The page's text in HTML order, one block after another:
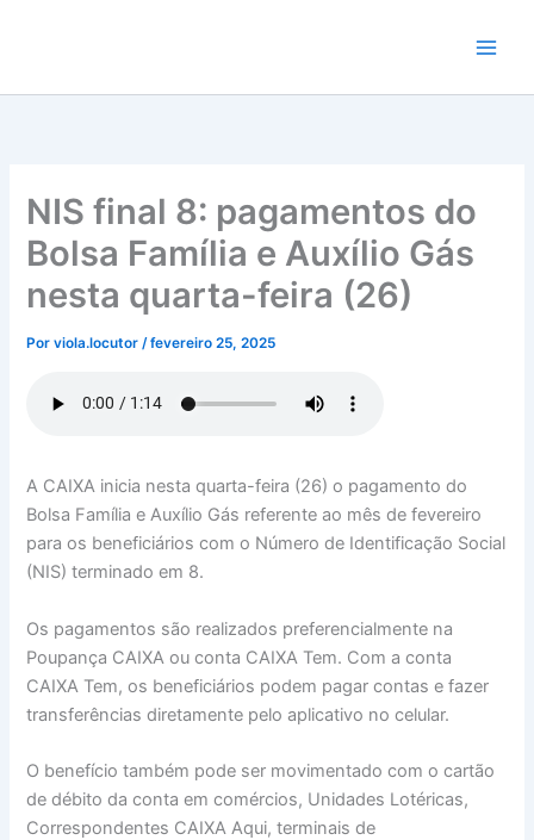
conteúdo
NIS final 8: pagamentos do
Bolsa Família e Auxílio Gás
nesta quarta-feira (26)
Porviola.locutor/fevereiro 25, 2025
A CAIXA inicia nesta quarta-feira (26) o pagamento do
Bolsa Família e Auxílio Gás referente ao mês de fevereiro
para os beneficiários com o Número de Identificação Social
(NIS) terminado em 8.
Os pagamentos são realizados preferencialmente na
Poupança CAIXA ou conta CAIXA Tem. Com a conta
CAIXA Tem, os beneficiários podem pagar contas e fazer
transferências diretamente pelo aplicativo no celular.
O benefício também pode ser movimentado com o cartão
de débito da conta em comércios, Unidades Lotéricas,
Correspondentes CAIXA Aqui, terminais de